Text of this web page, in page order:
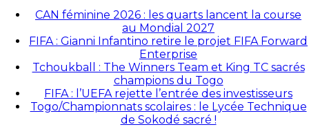
CAN féminine 2026 : les quarts lancent la course
au Mondial 2027
FIFA : Gianni Infantino retire le projet FIFA Forward
Enterprise
Tchoukball : The Winners Team et King TC sacrés
champions du Togo
FIFA : l’UEFA rejette l’entrée des investisseurs
Togo/Championnats scolaires : le Lycée Technique
de Sokodé sacré !